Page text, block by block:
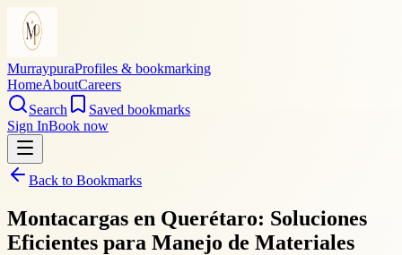
MurraypuraProfiles & bookmarking
HomeAboutCareers
Search
Saved bookmarks
Sign InBook now
Back to Bookmarks
Montacargas en Querétaro: Soluciones
Eficientes para Manejo de Materiales